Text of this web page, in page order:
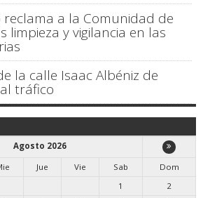
a la Comunidad de
limpieza y vigilancia en las
la calle Isaac Albéniz de
tráfico
Agosto 2026
Jue Vie Sab
Dom
1
2